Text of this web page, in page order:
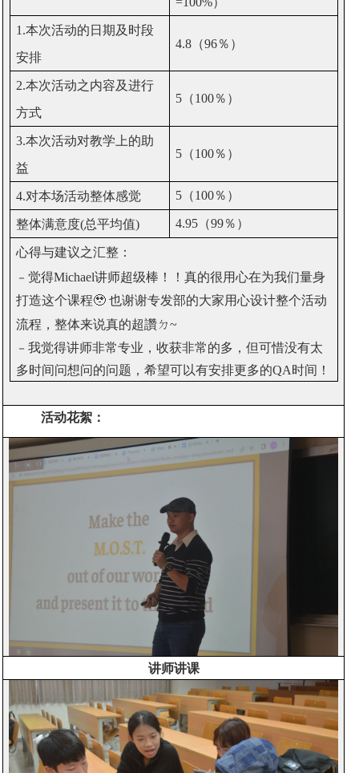
1.本次活动的日期及时段
安排
4.8 （96％）
2.本次活动之内容及进行
方式
5 （100％）
3.本次活动对教学上的助
益
5 （100％）
4.对本场活动整体感觉 5 （100％）
整体满意度(总平均值) 4.95 （99％）
心得与建议之汇整：
－ 觉得Michael讲师超级棒！！真的很用心在为我们量身
打造这个课程🥹 也谢谢专发部的大家用心设计整个活动
流程，整体来说真的超讚ㄉ~
－ 我觉得讲师非常专业，收获非常的多，但可惜没有太
多时间问想问的问题，希望可以有安排更多的QA时间！
活动花絮：
讲师讲课